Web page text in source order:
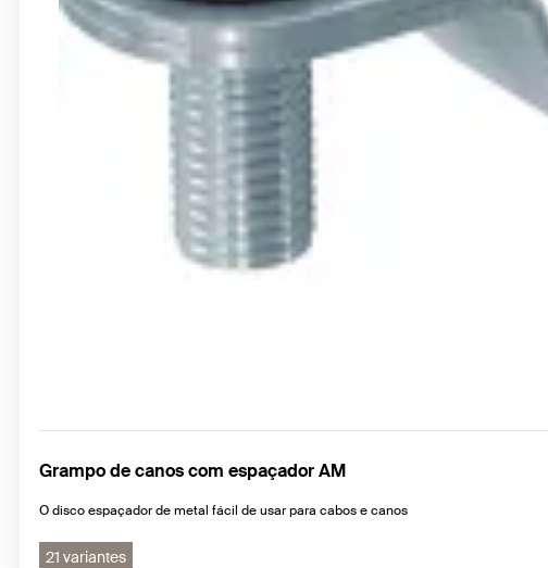
Grampo de canos com espaçador AM
O disco espaçador de metal fácil de usar para cabos e canos
21 variantes